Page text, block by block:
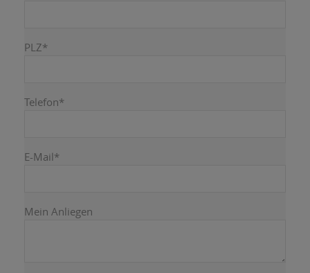
PLZ*
Telefon*
E-Mail*
Mein Anliegen